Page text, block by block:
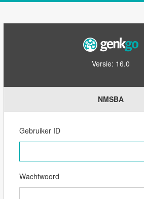
Versie: 16.0
NMSBA
Gebruiker ID
Wachtwoord